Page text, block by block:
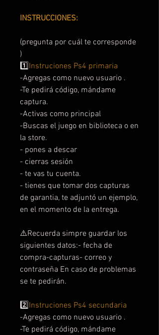
INSTRUCCIONES:
(pregunta por cuál te corresponde
)
1️⃣Instruciones Ps4 primaria
-Agregas como nuevo usuario .
-Te pedirá código, mándame
captura.
-Activas como principal
-Buscas el juego en biblioteca o en
la store.
- pones a descar
- cierras sesión
- te vas tu cuenta.
- tienes que tomar dos capturas
de garantia, te adjuntó un ejemplo,
en el momento de la entrega.
⚠️Recuerda simpre guardar los
siguientes datos:- fecha de
compra-capturas- correo y
contraseña En caso de problemas
se te pedirán.
2️⃣Instruciones Ps4 secundaria
-Agregas como nuevo usuario .
-Te pedirá código, mándame